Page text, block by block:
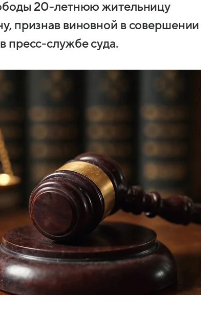
20-летнюю жительницу
признав виновной в совершении
пресс-службе суда.